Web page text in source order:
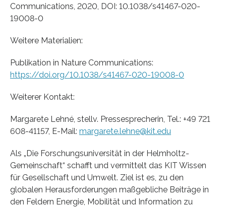
Communications, 2020, DOI: 10.1038/s41467-020-
19008-0
Weitere Materialien:
Publikation in Nature Communications:
https://doi.org/10.1038/s41467-020-19008-0
Weiterer Kontakt:
Margarete Lehné, stellv. Pressesprecherin, Tel.: +49 721
608-41157, E-Mail: margarete.lehne@kit.edu
Als „Die Forschungsuniversität in der Helmholtz-
Gemeinschaft“ schafft und vermittelt das KIT Wissen
für Gesellschaft und Umwelt. Ziel ist es, zu den
globalen Herausforderungen maßgebliche Beiträge in
den Feldern Energie, Mobilität und Information zu